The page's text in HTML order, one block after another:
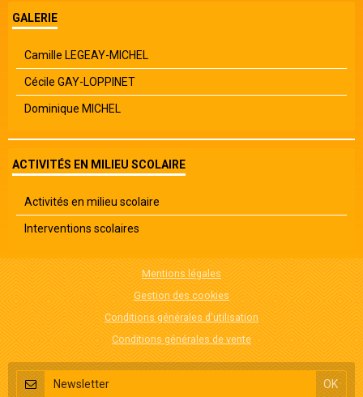
GALERIE
Camille LEGEAY-MICHEL
Cécile GAY-LOPPINET
Dominique MICHEL
ACTIVITÉS EN MILIEU SCOLAIRE
Activités en milieu scolaire
Interventions scolaires
Mentions légales
Gestion des cookies
Conditions générales d'utilisation
Conditions générales de vente